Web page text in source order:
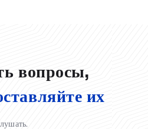
yosh olimlari" qatoridan joy
любимой газеты «UBS
и планы на перспективу
квалификацию в Кыргызстане
информацииудостоены наград хокимията
языка на новый уровень?
investitsiya — Yangi O‘zbekiston
вопросы,
их